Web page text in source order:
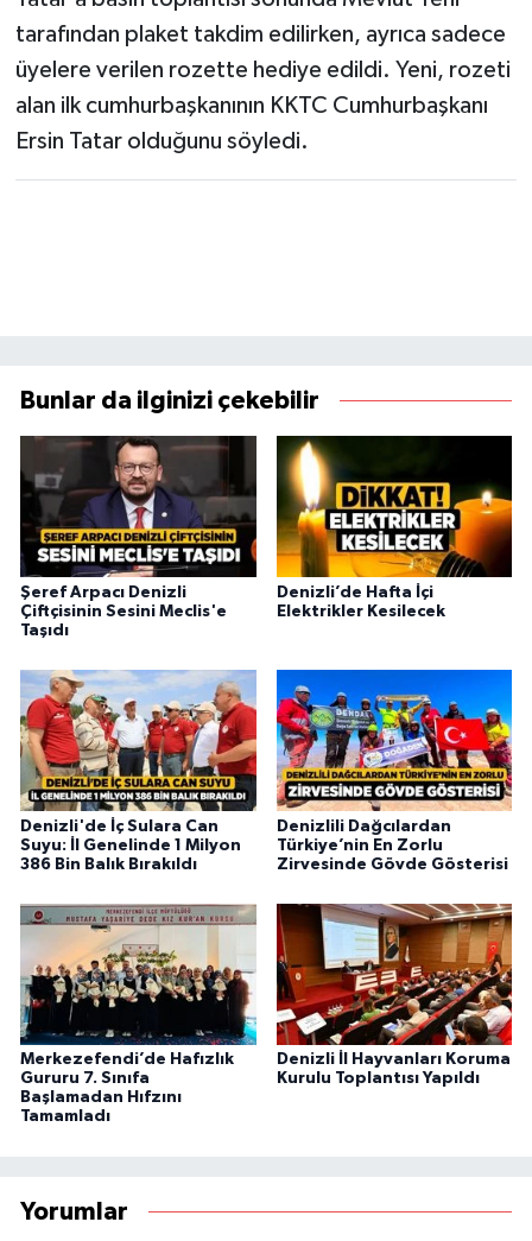
tarafından plaket takdim edilirken, ayrıca sadece
üyelere verilen rozette hediye edildi. Yeni, rozeti
alan ilk cumhurbaşkanının KKTC Cumhurbaşkanı
Ersin Tatar olduğunu söyledi.
Bunlar da ilginizi çekebilir
Şeref Arpacı Denizli
Çiftçisinin Sesini Meclis'e
Taşıdı
Denizli’de Hafta İçi
Elektrikler Kesilecek
Denizli'de İç Sulara Can
Suyu: İl Genelinde 1 Milyon
386 Bin Balık Bırakıldı
Denizlili Dağcılardan
Türkiye’nin En Zorlu
Zirvesinde Gövde Gösterisi
Merkezefendi’de Hafızlık
Gururu 7. Sınıfa
Başlamadan Hıfzını
Tamamladı
Denizli İl Hayvanları Koruma
Kurulu Toplantısı Yapıldı
Yorumlar